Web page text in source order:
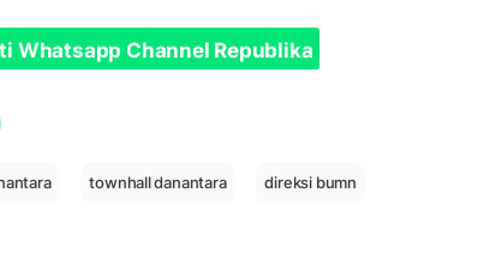
Whatsapp Channel Republika
townhall danantara direksi bumn